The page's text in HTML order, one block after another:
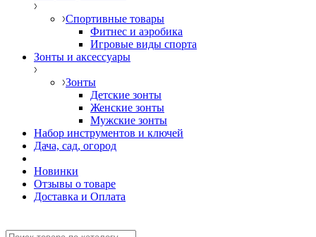
Спортивные товары
Фитнес и аэробика
Игровые виды спорта
Зонты и аксессуары
Зонты
Детские зонты
Женские зонты
Мужские зонты
Набор инструментов и ключей
Дача, сад, огород
Новинки
Отзывы о товаре
Доставка и Оплата